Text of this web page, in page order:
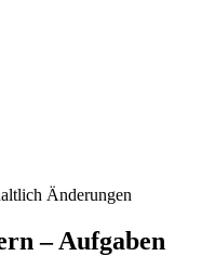
Änderungen
–Aufgaben